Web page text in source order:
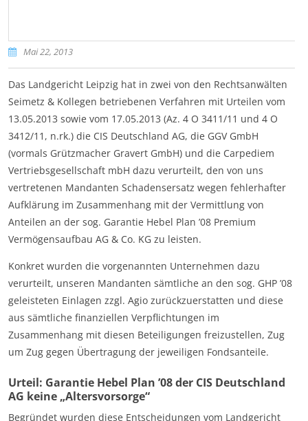
Mai 22, 2013
Das Landgericht Leipzig hat in zwei von den Rechtsanwälten
Seimetz & Kollegen betriebenen Verfahren mit Urteilen vom
13.05.2013 sowie vom 17.05.2013 (Az. 4 O 3411/11 und 4 O
3412/11, n.rk.) die CIS Deutschland AG, die GGV GmbH
(vormals Grützmacher Gravert GmbH) und die Carpediem
Vertriebsgesellschaft mbH dazu verurteilt, den von uns
vertretenen Mandanten Schadensersatz wegen fehlerhafter
Aufklärung im Zusammenhang mit der Vermittlung von
Anteilen an der sog. Garantie Hebel Plan ’08 Premium
Vermögensaufbau AG & Co. KG zu leisten.
Konkret wurden die vorgenannten Unternehmen dazu
verurteilt, unseren Mandanten sämtliche an den sog. GHP ’08
geleisteten Einlagen zzgl. Agio zurückzuerstatten und diese
aus sämtliche finanziellen Verpflichtungen im
Zusammenhang mit diesen Beteiligungen freizustellen, Zug
um Zug gegen Übertragung der jeweiligen Fondsanteile.
Urteil: Garantie Hebel Plan ’08 der CIS Deutschland
AG keine „Altersvorsorge“
Begründet wurden diese Entscheidungen vom Landgericht